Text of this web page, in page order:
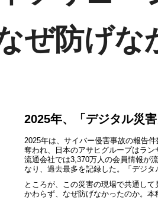
ぜ防げな
2025年、「デジタル災
2025年は、サイバー侵害事故の報告
奪われ、日本のアサヒグループはラ
流通会社では3,370万人の会員情報が
なり、過去最多を記録した。「デジ
ところが、この災害の現場で共通し
かわらず、なぜ防げなかったのか。 本